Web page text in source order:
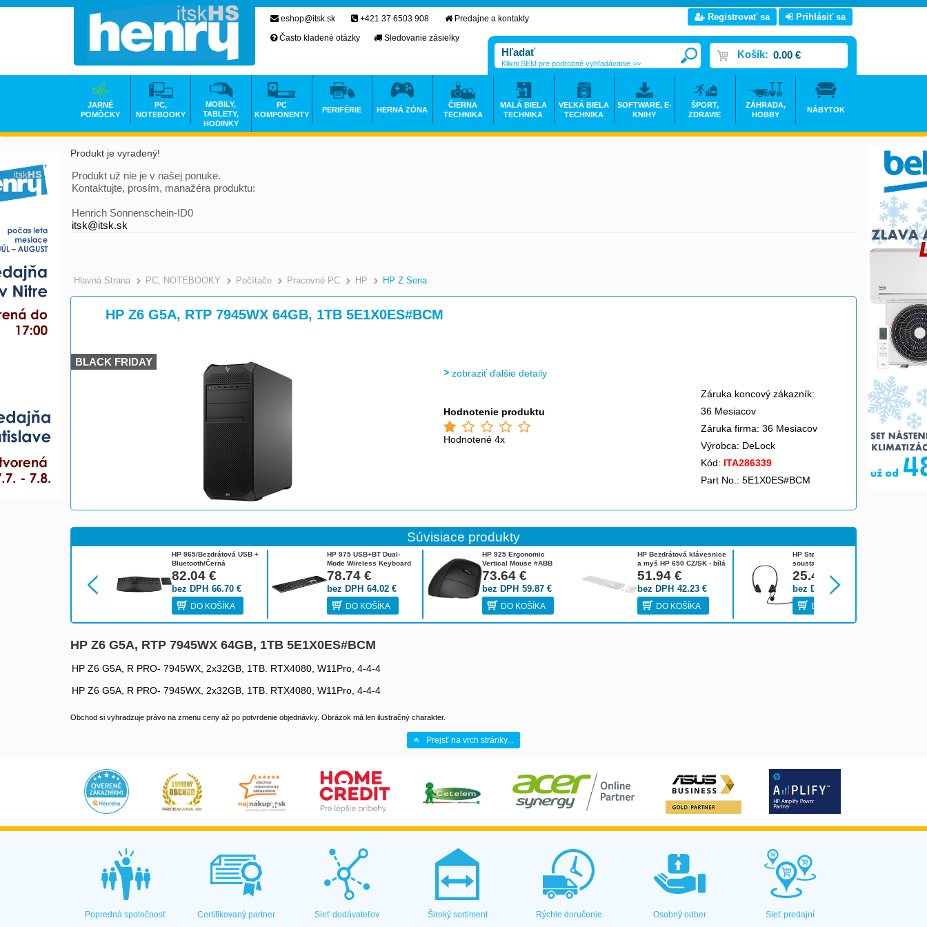
Produkt je vyradený!
Produkt už nie je v našej ponuke.
Kontaktujte, prosím, manažéra produktu:
Henrich Sonnenschein-ID0
itsk@itsk.sk
Hlavná Strana >
PC, NOTEBOOKY >
Počítače >
Pracovné PC >
HP >
HP Z Seria
HP Z6 G5A, RTP 7945WX 64GB, 1TB 5E1X0ES#BCM
BLACK FRIDAY
zobraziť ďalšie detaily
Hodnotenie produktu
Hodnotené 4x
Záruka koncový zákazník:
36 Mesiacov
Záruka firma: 36 Mesiacov
Výrobca: DeLock
Kód: ITA286339
Part No.: 5E1X0ES#BCM
Súvisiace produkty
HP 965/Bezdrátová USB +
Bluetooth/Černá
7E756AA#BCM
82.04 €
66.70 €
bez DPH
DO KOŠÍKA
HP 975 USB+BT Dual-
Mode Wireless Keyboard
CZ 3Z726AA#BCM
78.74 €
64.02 €
bez DPH
DO KOŠÍKA
HP 925 Ergonomic
Vertical Mouse #ABB
6H1A5AA#ABB
73.64 €
59.87 €
bez DPH
DO KOŠÍKA
HP Bezdrátová klávesnice
a myš HP 650 CZ/SK - bílá
4R016AA#BCM
51.94 €
42.23 €
bez DPH
DO KOŠÍKA
HP Stereofonní náhlavní
soustava USB G2
428H5AA#ABB
25.47 €
20.71
bez DPH
DO KOŠÍKA
HP Z6 G5A, RTP 7945WX 64GB, 1TB 5E1X0ES#BCM
HP Z6 G5A, R PRO- 7945WX, 2x32GB, 1TB. RTX4080, W11Pro, 4-4-4
HP Z6 G5A, R PRO- 7945WX, 2x32GB, 1TB. RTX4080, W11Pro, 4-4-4
Obchod si vyhradzuje právo na zmenu ceny až po potvrdenie objednávky. Obrázok má len ilustračný charakter.
Prejsť na vrch stránky...
eshop@itsk.sk +421 37 6503 908
Predajne a kontakty
Často kladené otázky
Sledovanie zásielky
Registrovať sa Prihlásiť sa
Košík: 0.00 €
Klikni SEM pre podrobné vyhľadávanie >>
JARNÉ
POMÔCKY
PC,
NOTEBOOKY
MOBILY,
TABLETY,
HODINKY
PC
KOMPONENTY
PERIFÉRIE HERNÁ ZÓNA
ČIERNA
TECHNIKA
MALÁ BIELA
TECHNIKA
VEĽKÁ BIELA
TECHNIKA
SOFTWARE, E-
KNIHY
ŠPORT,
ZDRAVIE
ZÁHRADA,
HOBBY
NÁBYTOK
Popredná spoločnosť Certifikovaný partner Sieť dodávateľov Široký sortiment Rýchle doručenie Osobný odber Sieť predajní